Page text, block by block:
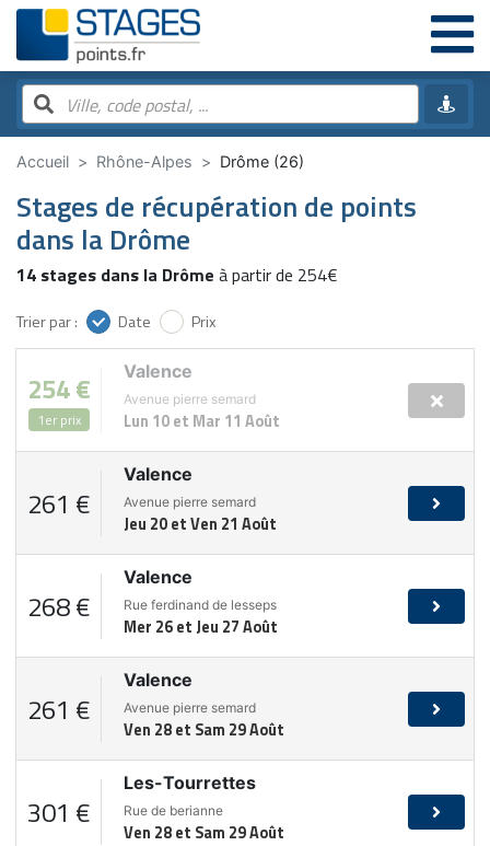
Accueil Rhône-Alpes Drôme (26)
Stages de récupération de points
dans la Drôme
14 stages dans la Drôme à partir de 254€
Trier par : Date Prix
254 €
1er prix
Valence
Avenue pierre semard
Lun 10 et Mar 11 Août
261 €
Valence
Avenue pierre semard
Jeu 20 et Ven 21 Août
268 €
Valence
Rue ferdinand de lesseps
Mer 26 et Jeu 27 Août
261 €
Valence
Avenue pierre semard
Ven 28 et Sam 29 Août
301 €
Les-Tourrettes
Rue de berianne
Ven 28 et Sam 29 Août